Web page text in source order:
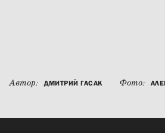
Автор: ДМИТРИЙ ГАСАК Фото: